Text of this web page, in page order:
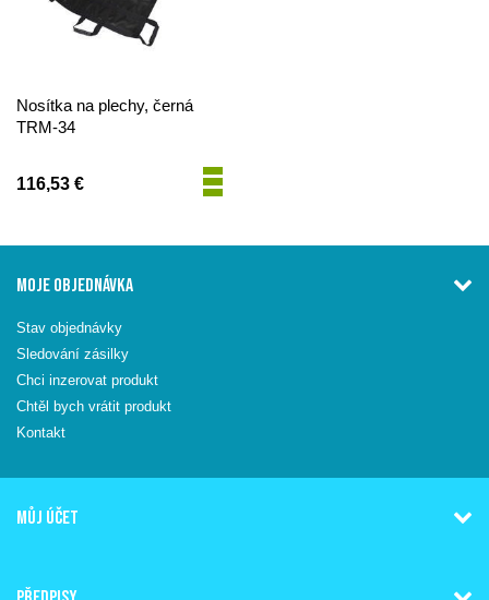
Nosítka na plechy, černá
TRM-34
116,53 €
MOJE OBJEDNÁVKA
Stav objednávky
Sledování zásilky
Chci inzerovat produkt
Chtěl bych vrátit produkt
Kontakt
MŮJ ÚČET